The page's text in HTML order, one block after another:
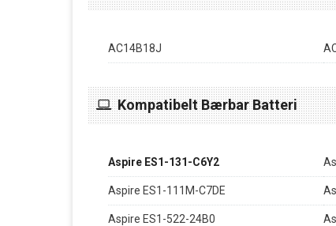
AC14B18J
Kompatibelt Bærbar Batteri
Aspire ES1-131-C6Y2
Aspire ES1-111M-C7DE
Aspire ES1-522-24B0